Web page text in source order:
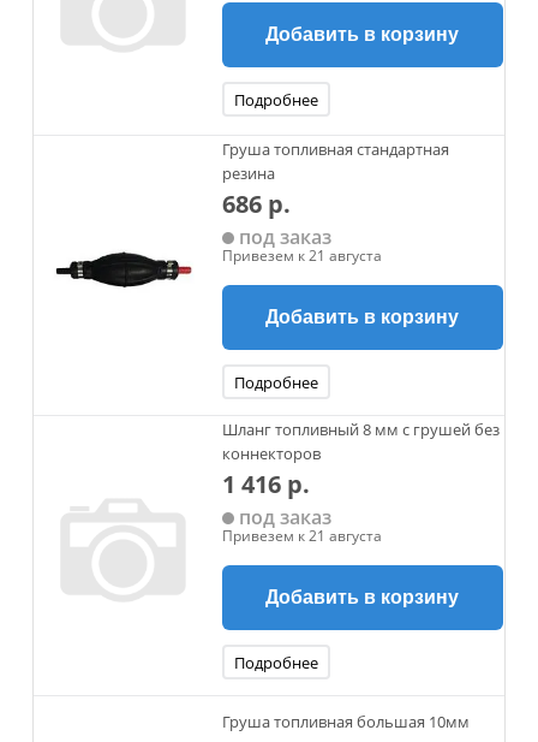
Добавить в корзину
Подробнее
Груша топливная стандартная
резина
686 р.
под заказ
Привезем к 21 августа
Добавить в корзину
Подробнее
Шланг топливный 8 мм с грушей без
коннекторов
1 416 р.
под заказ
Привезем к 21 августа
Добавить в корзину
Подробнее
Груша топливная большая 10мм